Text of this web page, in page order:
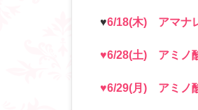
♥6/18(木) アマナ
♥6/28(土) アミノ
♥6/29(月) アミノ